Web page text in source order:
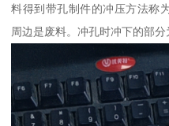
料得到带孔制件的冲压方法称
周边是废料。冲孔时冲下的部分